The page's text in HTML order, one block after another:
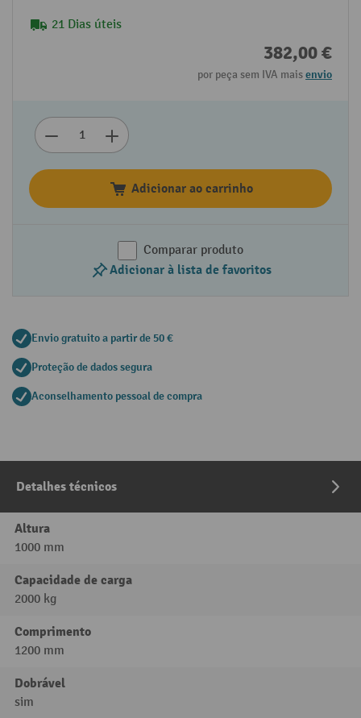
21 Dias úteis
382,00 €
por peça sem IVA maisenvio
Adicionar ao carrinho
Comparar produto
Adicionar à lista de favoritos
Envio gratuito a partir de 50 €
Proteção de dados segura
Aconselhamento pessoal de compra
Detalhes técnicos
Altura
1000 mm
Capacidade de carga
2000 kg
Comprimento
1200 mm
Dobrável
sim